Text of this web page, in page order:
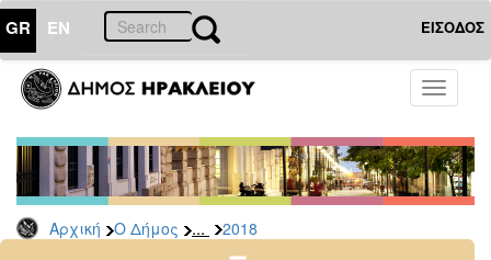
GR EN ΕΙΣΟΔΟΣ
Toggle
Αρχική Ο Δήμος ... 2018
ΔΗΜΟΣ
Δελτία
Τύπου
Αρχείο
2026